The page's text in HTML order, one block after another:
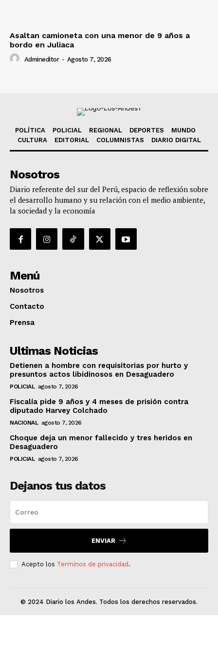
Asaltan camioneta con una menor de 9 años a
bordo en Juliaca
Admineditor - Agosto 7, 2026
POLÍTICA POLICIAL REGIONAL DEPORTES
MUNDO
CULTURA
EDITORIAL COLUMNISTAS DIARIO DIGITAL
Nosotros
Diario referente del sur del Perú, espacio de reflexión sobre
el desarrollo humano y su relación con el medio ambiente,
la sociedad y la economía
Menú
Nosotros
Contacto
Prensa
Ultimas Noticias
Detienen a hombre con requisitorias por hurto y
presuntos actos libidinosos en Desaguadero
POLICIAL agosto 7, 2026
Fiscalía pide 9 años y 4 meses de prisión contra
diputado Harvey Colchado
NACIONAL agosto 7, 2026
Choque deja un menor fallecido y tres heridos en
Desaguadero
POLICIAL agosto 7, 2026
Dejanos tus datos
ENVIAR
Acepto los Terminos de privacidad.
© 2024 Diario los Andes. Todos los derechos reservados.